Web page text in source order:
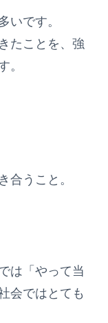
いです。
たことを、強
。
合うこと。
は「やって当
会ではとても